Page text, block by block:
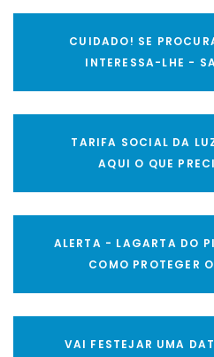
CUIDADO! SE
INTERESSA-LHE -
TARIFA SOCIAL DA
AQUI O QUE
ALERTA - LAGARTA DO
COMO PROTEGER
VAI FESTEJAR UMA